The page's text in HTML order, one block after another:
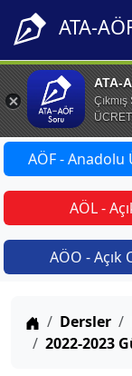
ATA-
ATA-
AÖF - Anadolu
AÖL -
AÖO - Açık
Anasayfa
Dersler
2022-2023